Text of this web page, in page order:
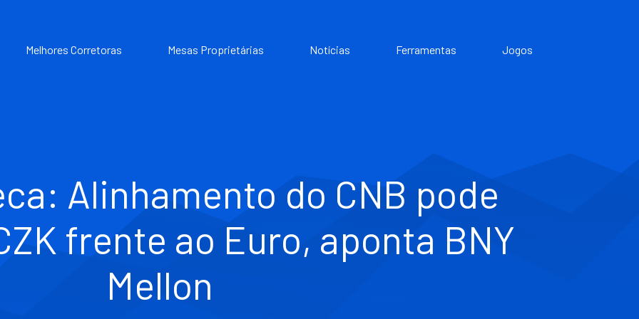
Melhores Corretoras Mesas Proprietárias Notícias Ferramentas Jogos
Alinhamento do CNB pode
frente ao Euro, aponta BNY
Mellon